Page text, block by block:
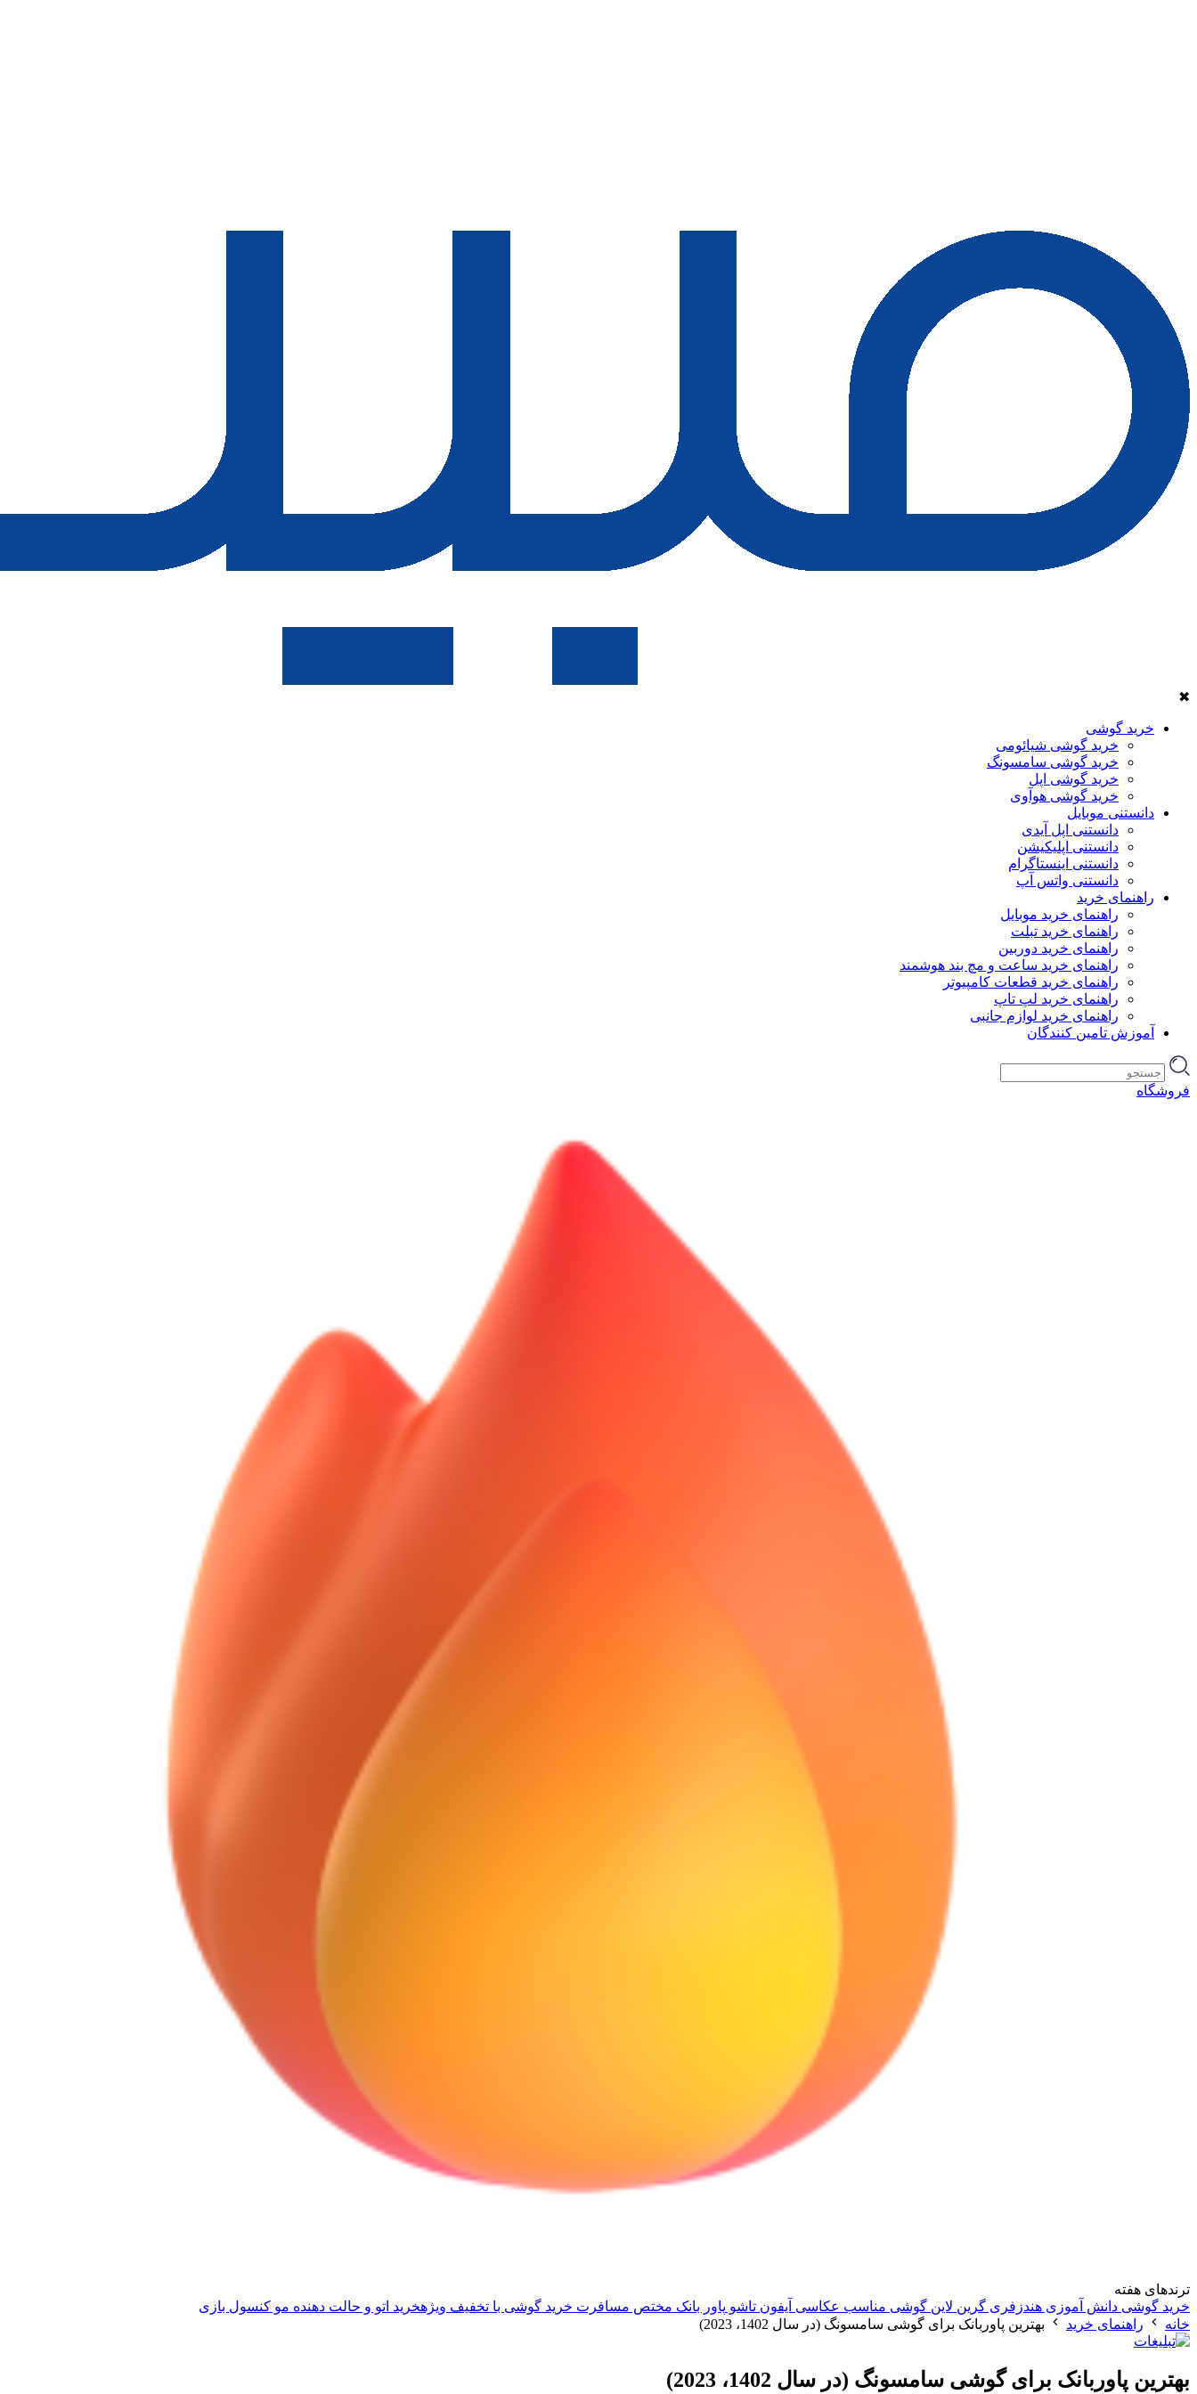
✖
خرید گوشی
خرید گوشی شیائومی
خرید گوشی سامسونگ
خرید گوشی اپل
خرید گوشی هوآوی
دانستنی موبایل
دانستنی اپل آیدی
دانستنی اپلیکیشن
دانستنی اینستاگرام
دانستنی واتس آپ
راهنمای خرید
راهنمای خرید موبایل
راهنمای خرید تبلت
راهنمای خرید دوربین
راهنمای خرید ساعت و مچ بند هوشمند
راهنمای خرید قطعات کامپیوتر
راهنمای خرید لپ تاپ
راهنمای خرید لوازم جانبی
آموزش تامین کنندگان
فروشگاه
ترندهای هفته
خرید گوشی دانش آموزی هندزفری گرین لاین گوشی مناسب عکاسی آیفون تاشو پاور بانک مختص مسافرت خرید گوشی با تخفیف ویژهخرید اتو و حالت دهنده مو کنسول بازی
خانه
راهنمای خرید بهترین پاوربانک برای گوشی سامسونگ (در سال 1402، 2023)
بهترین پاوربانک برای گوشی سامسونگ (در سال 1402، 2023)